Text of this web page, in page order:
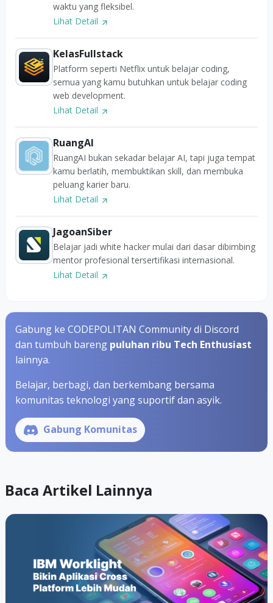
waktu yang fleksibel.
Lihat Detail
KelasFullstack
Platform seperti Netflix untuk belajar coding,
semua yang kamu butuhkan untuk belajar coding
web development.
Lihat Detail
RuangAI
RuangAI bukan sekadar belajar AI, tapi juga tempat
kamu berlatih, membuktikan skill, dan membuka
peluang karier baru.
Lihat Detail
JagoanSiber
Belajar jadi white hacker mulai dari dasar dibimbing
mentor profesional tersertifikasi internasional.
Lihat Detail
Gabung ke CODEPOLITAN Community di Discord
dan tumbuh bareng puluhan ribu Tech Enthusiast
lainnya.
Belajar, berbagi, dan berkembang bersama
komunitas teknologi yang suportif dan asyik.
Gabung Komunitas
Baca Artikel Lainnya